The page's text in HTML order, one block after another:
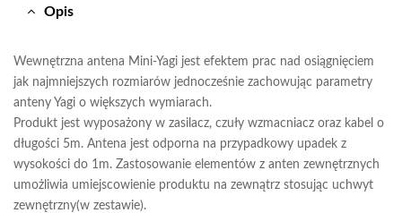
Opis
Wewnętrzna antena Mini-Yagi jest efektem prac nad osiągnięciem
jak najmniejszych rozmiarów jednocześnie zachowując parametry
anteny Yagi o większych wymiarach.
Produkt jest wyposażony w zasilacz, czuły wzmacniacz oraz kabel o
długości 5m. Antena jest odporna na przypadkowy upadek z
wysokości do 1m. Zastosowanie elementów z anten zewnętrznych
umożliwia umiejscowienie produktu na zewnątrz stosując uchwyt
zewnętrzny(w zestawie).